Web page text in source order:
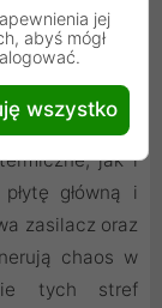
wnętrza
przestrzeni
dwie główne
jak i
główną i
zasilacz oraz
chaos w
tych stref
jej
abyś mógł
wszystko